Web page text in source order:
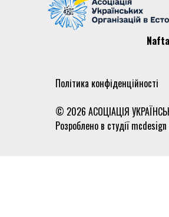
Політика конфіденційності
© 2026 АСОЦІАЦІЯ
Розроблено в студіїmcdesign